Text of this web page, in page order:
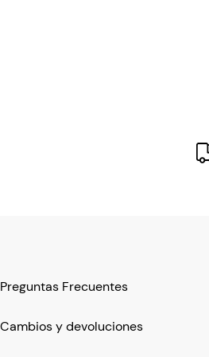
Preguntas Frecuentes
Cambios y devoluciones